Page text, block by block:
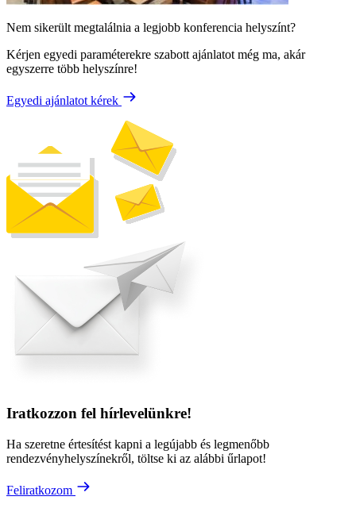
Nem sikerült megtalálnia a legjobb konferencia helyszínt?
Kérjen egyedi paraméterekre szabott ajánlatot még ma, akár
egyszerre több helyszínre!
Egyedi ajánlatot kérek
Iratkozzon fel hírlevelünkre!
Ha szeretne értesítést kapni a legújabb és legmenőbb
rendezvényhelyszínekről, töltse ki az alábbi űrlapot!
Feliratkozom